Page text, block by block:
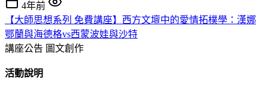
4年前
【大師思想系列 免費講座】西方文壇中的愛情拓樸學：漢娜
鄂蘭與海德格vs西蒙波娃與沙特
講座公告 圖文創作
活動說明